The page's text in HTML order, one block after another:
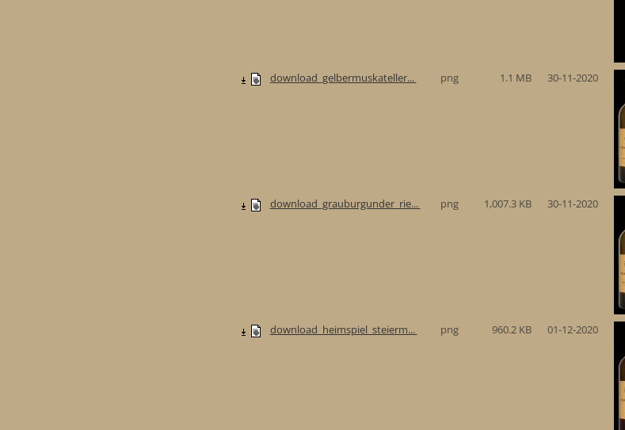
download_gelbermuskateller... png 1.1 MB 30-11-2020
download_grauburgunder_rie... png 1,007.3 KB 30-11-2020
download_heimspiel_steierm... png 960.2 KB 01-12-2020